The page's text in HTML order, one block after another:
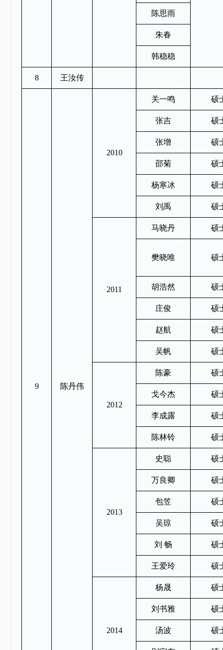
陈思雨
朱春
韩稳稳
8 王汝传
9 陈丹伟
2010
关一鸣 硕
张吉 硕
张增 硕
邵菊 硕
杨寒冰 硕
刘禹 硕
2011
马晓丹 硕
樊晓唯 硕
胡浩然 硕
庄俊 硕
赵航 硕
吴帆 硕
2012
陈豪 硕
戈今杰 硕
李成露 硕
陈林铃 硕
2013
史聪 硕
万良卿 硕
包笠 硕
吴琼 硕
刘 畅 硕
王爱玲 硕
2014
杨晟 硕
刘书雅 硕
汤波 硕